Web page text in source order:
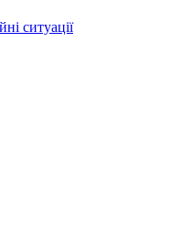
ситуації